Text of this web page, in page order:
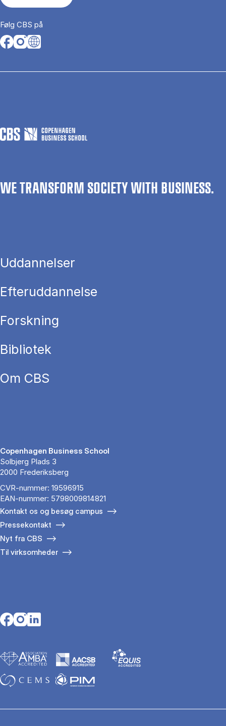
Følg CBS på
Opens in a new tab
Opens in a new tab
Opens in a new tab
WE TRANSFORM SOCIETY WITH BUSINESS.
Uddannelser
Efteruddannelse
Forskning
Bibliotek
Om CBS
Copenhagen Business School
Solbjerg Plads 3
2000 Frederiksberg
CVR-nummer: 19596915
EAN-nummer: 5798009814821
Kontakt os og besøg campus
Pressekontakt
Nyt fra CBS
Til virksomheder
Opens in a new tab
Opens in a new tab
Opens in a new tab